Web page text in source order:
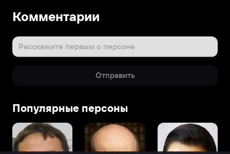
Комментарии
Расскажите первым о персоне
Отправить
Популярные персоны